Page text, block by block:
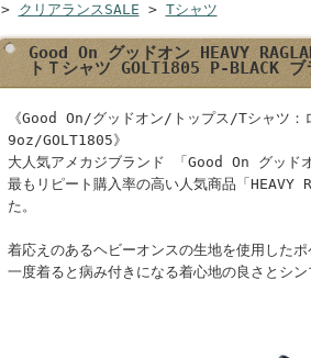
> クリアランスSALE > Tシャツ
Good On グッドオン HEAVY
トＴシャツ GOLT1805 P-BLACK ブ
《Good On/グッドオン/トップス/Tシャツ：
9oz/GOLT1805》
大人気アメカジブランド 「Good On グッド
最もリピート購入率の高い人気商品「HEAVY
た。
着応えのあるヘビーオンスの生地を使用したポ
一度着ると病み付きになる着心地の良さとシン